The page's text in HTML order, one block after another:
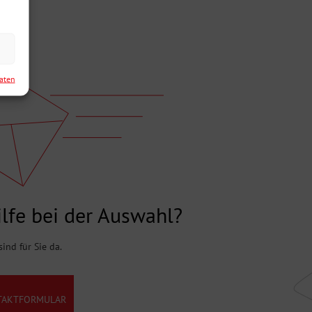
bei der Auswahl?
für Sie da.